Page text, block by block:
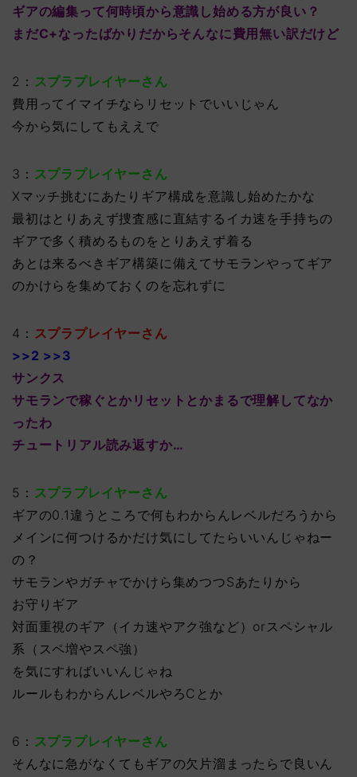
ギアの編集って何時頃から意識し始める方が良い？
まだC+なったばかりだからそんなに費用無い訳だけど
2： スプラプレイヤーさん
費用ってイマイチならリセットでいいじゃん
今から気にしてもええで
3： スプラプレイヤーさん
Xマッチ挑むにあたりギア構成を意識し始めたかな
最初はとりあえず捜査感に直結するイカ速を手持ちの
ギアで多く積めるものをとりあえず着る
あとは来るべきギア構築に備えてサモランやってギア
のかけらを集めておくのを忘れずに
4： スプラプレイヤーさん
>>2 >>3
サンクス
サモランで稼ぐとかリセットとかまるで理解してなか
ったわ
チュートリアル読み返すか…
5： スプラプレイヤーさん
ギアの0.1違うところで何もわからんレベルだろうから
メインに何つけるかだけ気にしてたらいいんじゃねー
の？
サモランやガチャでかけら集めつつSあたりから
お守りギア
対面重視のギア（イカ速やアク強など）orスペシャル
系（スペ増やスペ強）
を気にすればいいんじゃね
ルールもわからんレベルやろCとか
6： スプラプレイヤーさん
そんなに急がなくてもギアの欠片溜まったらで良いん